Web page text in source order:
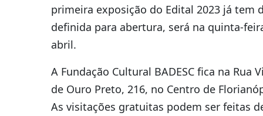
primeira exposição do Edital 2023 já tem
definida para abertura, será na quinta-
abril.
A Fundação Cultural BADESC fica na Rua
de Ouro Preto, 216, no Centro de
As visitações gratuitas podem ser feitas